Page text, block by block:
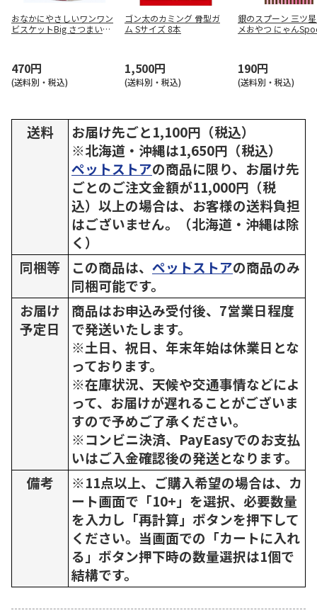
おなかにやさしいワンワン
ビスケットBig さつまいも
470円
(送料別・税込)
ゴン太のカミング 骨型ガ
ム Sサイズ 8本
1,500円
(送料別・税込)
銀のスプーン 三ツ
メおやつ にゃん
190円
(送料別・税込)
送料
お届け先ごと1,100円（税込）
※北海道・沖縄は1,650円（税込）
ペットストアの商品に限り、お届け先
ごとのご注文金額が11,000円（税
込）以上の場合は、お客様の送料負担
はございません。（北海道・沖縄は除
く）
同梱等
この商品は、 ペットストアの商品のみ
同梱可能です。
お届け
予定日
商品はお申込み受付後、7営業日程度
で発送いたします。
※土日、祝日、年末年始は休業日とな
っております。
※在庫状況、天候や交通事情などによ
って、お届けが遅れることがございま
すので予めご了承ください。
※コンビニ決済、PayEasyでのお支払
いはご入金確認後の発送となります。
備考
※11点以上、ご購入希望の場合は、カ
ート画面で「10+」を選択、必要数量
を入力し「再計算」ボタンを押下して
ください。当画面での「カートに入れ
る」ボタン押下時の数量選択は1個で
結構です。